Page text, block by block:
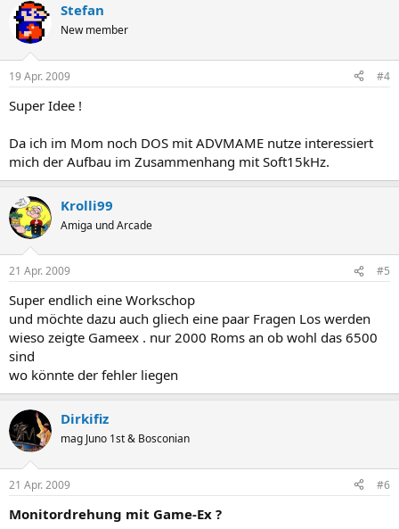
Stefan
New member
19 Apr. 2009 #4
Super Idee !
Da ich im Mom noch DOS mit ADVMAME nutze interessiert
mich der Aufbau im Zusammenhang mit Soft15kHz.
Krolli99
Amiga und Arcade
21 Apr. 2009 #5
Super endlich eine Workschop
und möchte dazu auch gliech eine paar Fragen Los werden
wieso zeigte Gameex . nur 2000 Roms an ob wohl das 6500
sind
wo könnte der fehler liegen
Dirkifiz
mag Juno 1st & Bosconian
21 Apr. 2009 #6
Monitordrehung mit Game-Ex ?